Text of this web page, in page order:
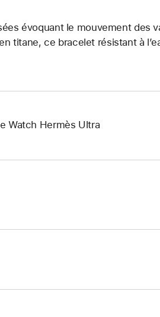
évoquant le mouvement des
titane, ce bracelet résistant à
Watch Hermès Ultra